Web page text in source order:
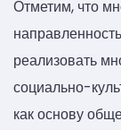
Отметим, что
реализовать
социально-
как основу